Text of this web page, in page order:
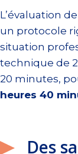
L’évaluation
un protocole
situation
technique de
20 minutes,
heures 40
Des